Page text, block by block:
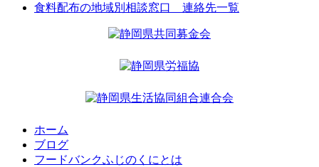
食料配布の地域別相談窓口 連絡先一覧
ホーム
ブログ
フードバンクふじのくにとは